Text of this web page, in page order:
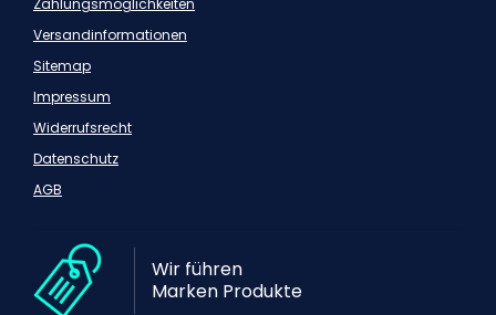
Zahlungsmöglichkeiten
Versandinformationen
Sitemap
Impressum
Widerrufsrecht
Datenschutz
AGB
Wir führen
Marken Produkte